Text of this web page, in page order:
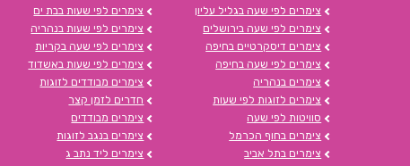
צימרים לפי שעה בגליל עליון
צימרים לפי שעה בירושלים
צימרים דיסקרטיים בחיפה
צימרים לפי שעה בחיפה
צימרים בנהריה
צימרים לזוגות לפי שעות
סוויטות לפי שעה
צימרים בחוף הכרמל
צימרים בתל אביב
צימרים לפי שעות בבת ים
צימרים לפי שעות בנהריה
צימרים לפי שעה בקריות
צימרים לפי שעות באשדוד
צימרים מבודדים לזוגות
חדרים לזמן קצר
צימרים מבודדים
צימרים בנגב לזוגות
צימרים ליד נתב ג